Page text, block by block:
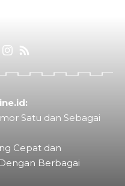
Satu dan Sebagai
Cepat dan
Berbagai